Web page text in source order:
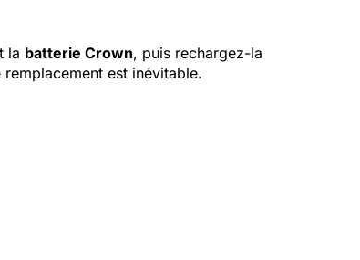
la batterie Crown, puis rechargez-la
est inévitable.